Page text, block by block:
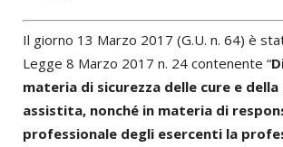
Il giorno 13 Marzo 2017 (G.U. n. 64) è
Legge 8 Marzo 2017 n. 24 contenente “
materia di sicurezza delle cure e
assistita, nonché in materia di
professionale degli esercenti la